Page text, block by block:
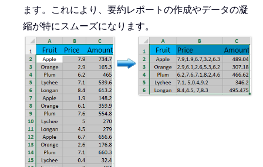
ます。これにより、要約レポートの作成やデータの凝
縮が特にスムーズになります。